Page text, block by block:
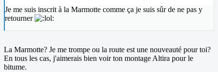
Je me suis inscrit à la Marmotte comme ça je suis sûr de ne pas y
retourner
La Marmotte? Je me trompe ou la route est une nouveauté pour toi?
En tous les cas, j'aimerais bien voir ton montage Altira pour le
bitume.